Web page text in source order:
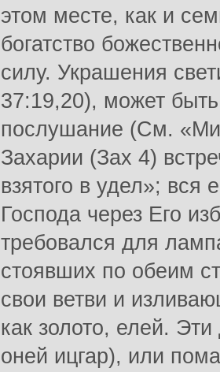
этом месте, как и
богатство
силу. Украшения
37:19,20), может
послушание (См.
Захарии (Зах 4)
взятого в удел»; вся
Господа через Его
требовался для
стоявших по обеим
свои ветви и
как золото, елей.
оней ицгар), или